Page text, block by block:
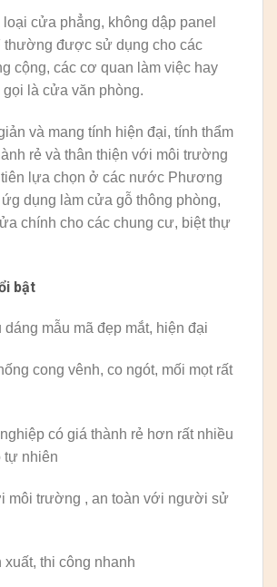
cửa phẳng, không dập panel
thường được sử dụng cho các
cộng, các cơ quan làm việc hay
là cửa văn phòng.
và mang tính hiện đại, tính thẩm
rẻ và thân thiện với môi trường
lựa chọn ở các nước Phương
dụng làm cửa gỗ thông phòng,
chính cho các chung cư, biệt thự
bật
dáng mẫu mã đẹp mắt, hiện đại
cong vênh, co ngót, mối mọt rất
có giá thành rẻ hơn rất nhiều
tự nhiên
môi trường , an toàn với người sử
thi công nhanh